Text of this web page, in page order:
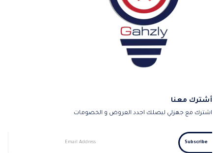
أشترك معنا
اشترك مع جهزلي ليصلك اجدد العروض و الخصومات